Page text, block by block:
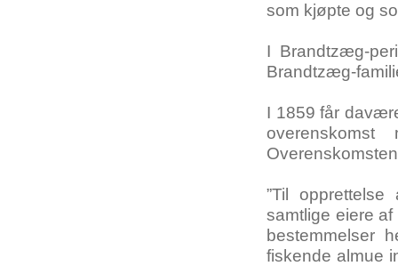
som kjøpte og
I Brandtzæg-
Brandtzæg-
I 1859 får
”Til
samtlige eiere
bestemmelser
fiskende almue